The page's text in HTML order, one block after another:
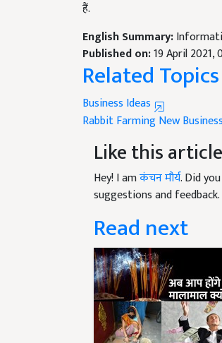
Published on:19 April 2021,
Related Topics
Business Ideas
Rabbit FarmingNew Business
Like this
Hey! I amकंचन मौर्य. Did
suggestions and feedback.
Read next